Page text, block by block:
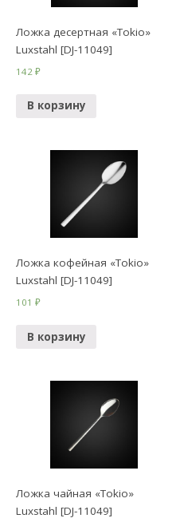
Ложка десертная «Tokio»
Luxstahl [DJ-11049]
142₽
В корзину
Ложка кофейная «Tokio»
Luxstahl [DJ-11049]
101₽
В корзину
Ложка чайная «Tokio»
Luxstahl [DJ-11049]